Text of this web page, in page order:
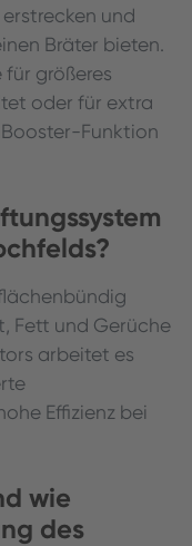
und
Bräter bieten.
größeres
oder für extra
Funktion
Fett und Gerüche
arbeitet es
Effizienz bei
wie
des